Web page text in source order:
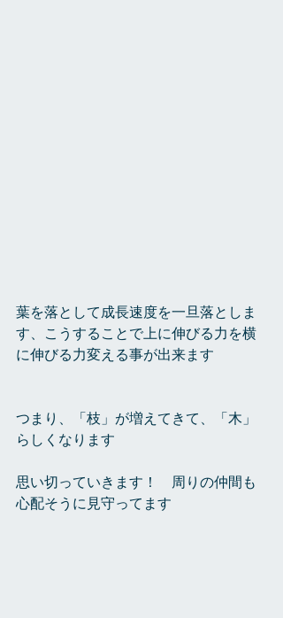
葉を落として成長速度を一旦落としま
す、こうすることで上に伸びる力を横
に伸びる力変える事が出来ます
つまり、「枝」が増えてきて、「木」
らしくなります
思い切っていきます！　周りの仲間も
心配そうに見守ってます